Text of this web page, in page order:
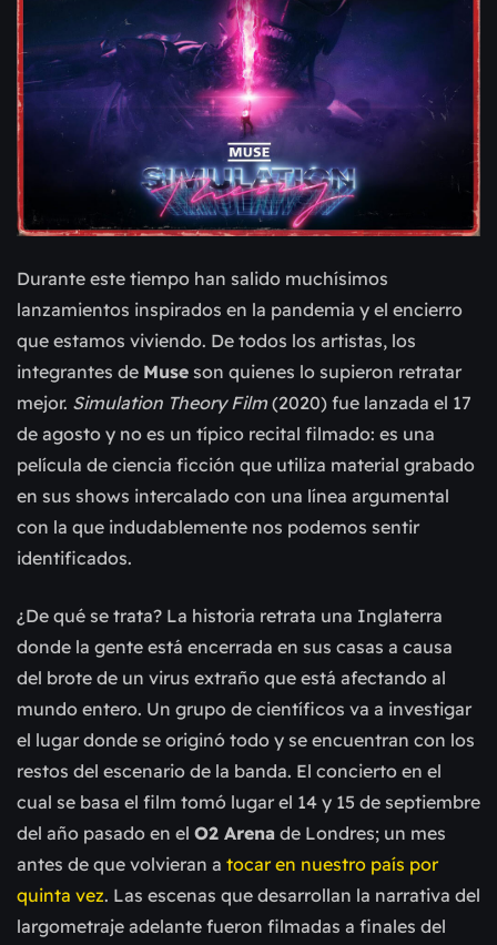
Durante este tiempo han salido muchísimos
lanzamientos inspirados en la pandemia y el encierro
que estamos viviendo. De todos los artistas, los
integrantes de Muse son quienes lo supieron retratar
mejor. Simulation Theory Film (2020) fue lanzada el 17
de agosto y no es un típico recital filmado: es una
película de ciencia ficción que utiliza material grabado
en sus shows intercalado con una línea argumental
con la que indudablemente nos podemos sentir
identificados.
¿De qué se trata? La historia retrata una Inglaterra
donde la gente está encerrada en sus casas a causa
del brote de un virus extraño que está afectando al
mundo entero. Un grupo de científicos va a investigar
el lugar donde se originó todo y se encuentran con los
restos del escenario de la banda. El concierto en el
cual se basa el film tomó lugar el 14 y 15 de septiembre
del año pasado en el O2 Arena de Londres; un mes
antes de que volvieran a tocar en nuestro país por
quinta vez. Las escenas que desarrollan la narrativa del
largometraje adelante fueron filmadas a finales del